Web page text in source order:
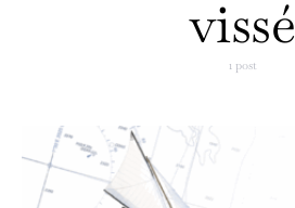
vissé
1 post